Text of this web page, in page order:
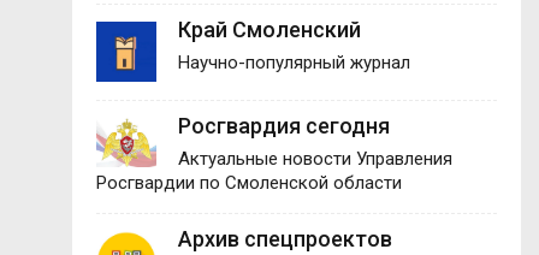
Край Смоленский
Научно-популярный журнал
Росгвардия сегодня
Актуальные новости Управления
Росгвардии по Смоленской области
Архив спецпроектов